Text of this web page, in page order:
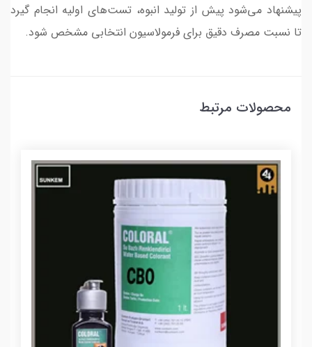
پیشنهاد می‌شود پیش از تولید انبوه، تست‌های اولیه انجام گیرد
تا نسبت مصرف دقیق برای فرمولاسیون انتخابی مشخص شود.
محصولات مرتبط